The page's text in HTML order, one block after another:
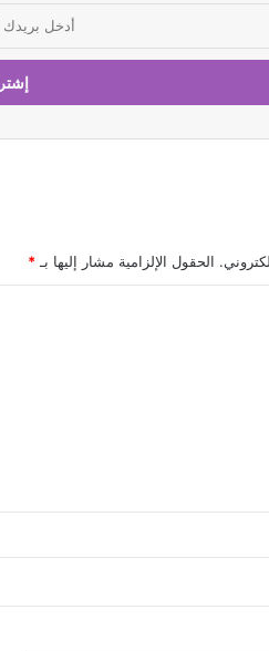
الحقول الإلزامية مشار إليها بـ *